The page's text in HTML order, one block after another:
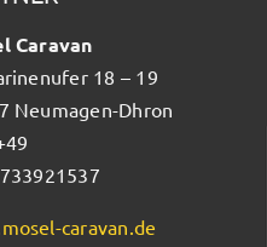
Caravan
18 – 19
Neumagen-Dhron
caravan.de